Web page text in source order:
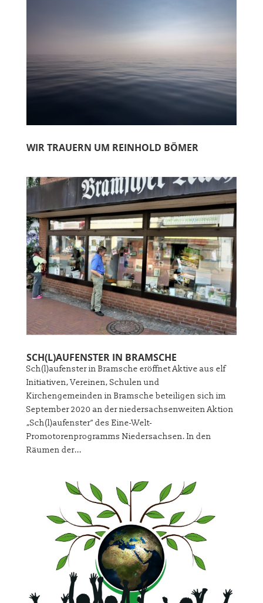
WIR TRAUERN UM REINHOLD BÖMER
SCH(L)AUFENSTER IN BRAMSCHE
Sch(l)aufenster in Bramsche eröffnet Aktive aus elf
Initiativen, Vereinen, Schulen und
Kirchengemeinden in Bramsche beteiligen sich im
September 2020 an der niedersachsenweiten Aktion
„Sch(l)aufenster“ des Eine-Welt-
Promotorenprogramms Niedersachsen. In den
Räumen der...